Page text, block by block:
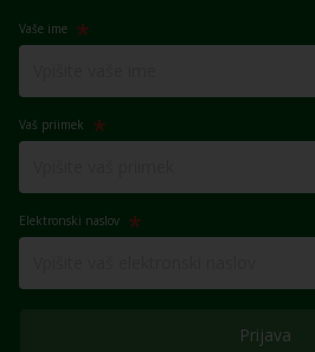
Vaše ime
Vaš priimek
Elektronski naslov
Prijava